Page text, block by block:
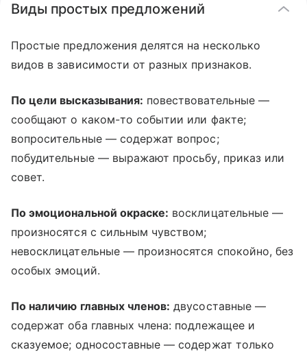
Виды простых предложений
Простые предложения делятся на несколько
видов в зависимости от разных признаков.
По цели высказывания: повествовательные —
сообщают о каком-то событии или факте;
вопросительные — содержат вопрос;
побудительные — выражают просьбу, приказ или
совет.
По эмоциональной окраске: восклицательные —
произносятся с сильным чувством;
невосклицательные — произносятся спокойно, без
особых эмоций.
По наличию главных членов: двусоставные —
содержат оба главных члена: подлежащее и
сказуемое; односоставные — содержат только